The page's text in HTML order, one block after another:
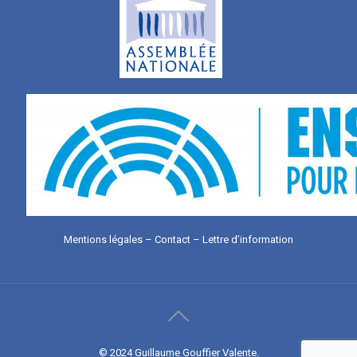
Mentions légales – Contact – Lettre d’information
© 2024 Guillaume Gouffier Valente.